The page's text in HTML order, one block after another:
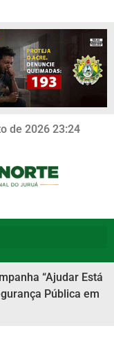
de 2026 23:24
“Ajudar Está
Pública em